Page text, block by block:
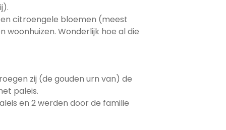
citroengele bloemen (meest
Wonderlijk hoe al die
zij (de gouden urn van) de
paleis.
en 2 werden door de familie